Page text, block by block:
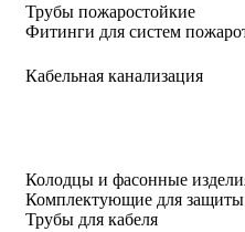
Трубы пожаростойкие
Фитинги для систем
Кабельная канализация
Колодцы и фасонные
Комплектующие для защиты
Трубы для кабеля